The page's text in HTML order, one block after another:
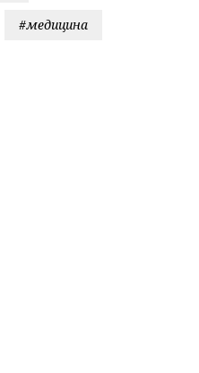
#медицина